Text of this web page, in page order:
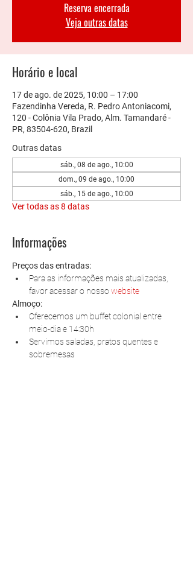
Reserva encerrada
Veja outras datas
Horário e local
17 de ago. de 2025, 10:00 – 17:00
Fazendinha Vereda, R. Pedro Antoniacomi,
120 - Colônia Vila Prado, Alm. Tamandaré -
PR, 83504-620, Brazil
Outras datas
sáb., 08 de ago., 10:00
dom., 09 de ago., 10:00
sáb., 15 de ago., 10:00
Ver todas as 8 datas
Informações
Preços das entradas:
Para as informações mais atualizadas,
favor acessar o nosso website
Almoço:
Oferecemos um buffet colonial entre
meio-dia e 14:30h
Servimos saladas, pratos quentes e
sobremesas